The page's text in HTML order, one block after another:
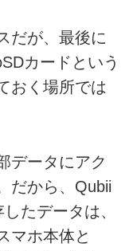
だが、最後に
カードという
おく場所では
データにアク
だから、Qubii
たデータは、
マホ本体と